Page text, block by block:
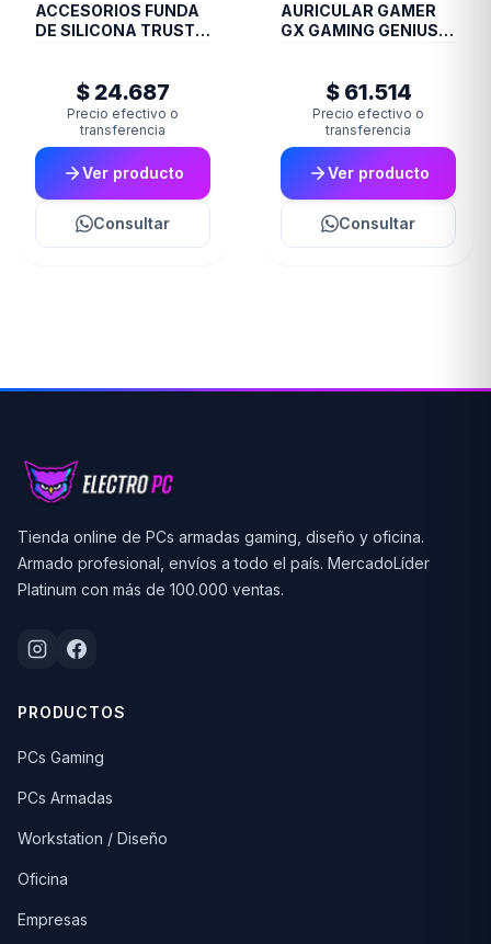
ACCESORIOS FUNDA
DE SILICONA TRUST
$ 24.687
Precio efectivo o
transferencia
Ver producto
Consultar
AURICULAR GAMER
GX GAMING GENIUS
$ 61.514
Precio efectivo o
transferencia
Ver producto
Consultar
Tienda online de PCs armadas gaming, diseño y oficina.
Armado profesional, envíos a todo el país. MercadoLíder
Platinum con más de 100.000 ventas.
PRODUCTOS
PCs Gaming
PCs Armadas
Workstation / Diseño
Oficina
Empresas